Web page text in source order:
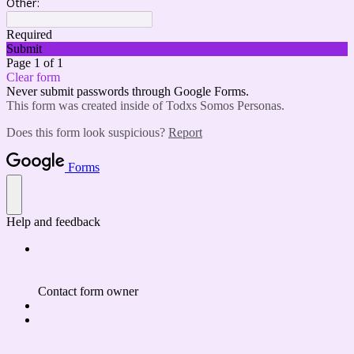
Required
Submit
Page 1 of 1
Clear form
Never submit passwords through Google Forms.
This form was created inside of Todxs Somos Personas.
Does this form look suspicious? Report
Forms
Help and feedback
Contact form owner